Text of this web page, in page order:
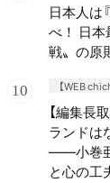
日本人は
べ！ 日
戦〟の原
【WEB
【編集長
ランドは
——小巻
と心の工